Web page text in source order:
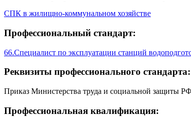
СПК в жилищно-коммунальном хозяйстве
Профессиональный стандарт:
66.Специалист по эксплуатации станций
Реквизиты профессионального стандарта:
Приказ Министерства труда и социальной защиты
Профессиональная квалификация: